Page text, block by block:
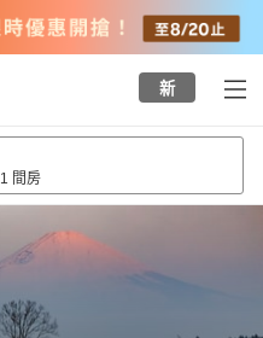
新
1 間房